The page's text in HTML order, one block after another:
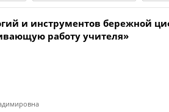
и инструментов бережной
работу учителя»